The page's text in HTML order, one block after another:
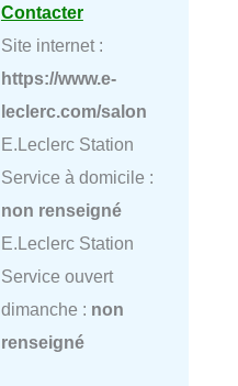
Contacter
Site internet :
https://www.e-
leclerc.com/salon
E.Leclerc Station
Service à domicile :
non renseigné
E.Leclerc Station
Service ouvert
dimanche : non
renseigné